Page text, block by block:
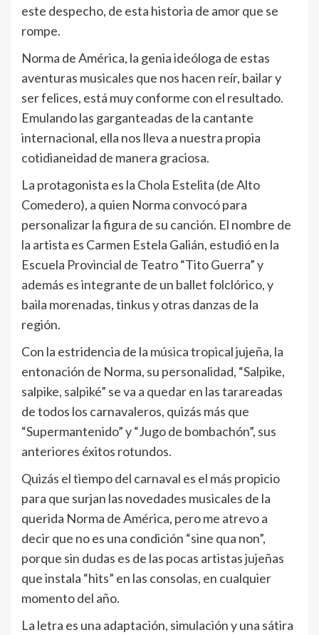
este despecho, de esta historia de amor que se
rompe.
Norma de América, la genia ideóloga de estas
aventuras musicales que nos hacen reír, bailar y
ser felices, está muy conforme con el resultado.
Emulando las garganteadas de la cantante
internacional, ella nos lleva a nuestra propia
cotidianeidad de manera graciosa.
La protagonista es la Chola Estelita (de Alto
Comedero), a quien Norma convocó para
personalizar la figura de su canción. El nombre de
la artista es Carmen Estela Galián, estudió en la
Escuela Provincial de Teatro “Tito Guerra” y
además es integrante de un ballet folclórico, y
baila morenadas, tinkus y otras danzas de la
región.
Con la estridencia de la música tropical jujeña, la
entonación de Norma, su personalidad, “Salpike,
salpike, salpiké” se va a quedar en las tarareadas
de todos los carnavaleros, quizás más que
“Supermantenido” y “Jugo de bombachón”, sus
anteriores éxitos rotundos.
Quizás el tiempo del carnaval es el más propicio
para que surjan las novedades musicales de la
querida Norma de América, pero me atrevo a
decir que no es una condición “sine qua non”,
porque sin dudas es de las pocas artistas jujeñas
que instala “hits” en las consolas, en cualquier
momento del año.
La letra es una adaptación, simulación y una sátira